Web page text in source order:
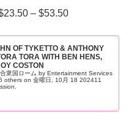
– $53.50
OF TYKETTO & ANTHONY
TORA WITH BEN HENS,
COSTON
衆国ローム by Entertainment Services
others on 金曜日, 10月 18 202411